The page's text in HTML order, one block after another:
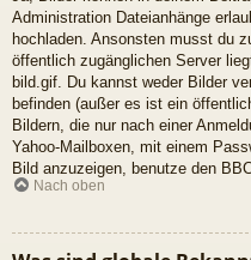
Administration Dateianhänge
hochladen. Ansonsten musst du
öffentlich zugänglichen Server
bild.gif. Du kannst weder Bilder
befinden (außer es ist ein
Bildern, die nur nach einer
Yahoo-Mailboxen, mit einem
Bild anzuzeigen, benutze den
Nach oben